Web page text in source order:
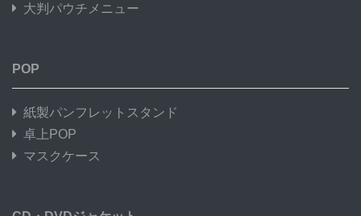
大判パウチメニュー
POP
紙製パンフレットスタンド
卓上POP
マスクケース